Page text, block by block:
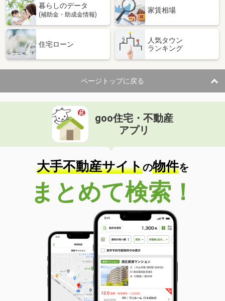
暮らしのデータ
(補助金・助成金情報)
家賃相場
住宅ローン
人気タウン
ランキング
ページトップに戻る
goo住宅・不動産
アプリ
大手不動産サイトの物件を
まとめて検索！